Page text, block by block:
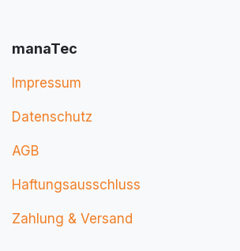
manaTec
Impressum
Datenschutz
AGB
Haftungsausschluss
Zahlung & Versand